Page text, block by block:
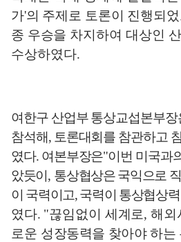
가'의 주제로 토론이 진행되었
종 우승을 차지하여 대상인
수상하였다.
여한구 산업부 통상교섭본부
참석해, 토론대회를 참관하고
였다. 여본부장은"이번 미국과
았듯이 , 통상협상은 국익으로
이 국력이고,국력이 통상협상
였다. "끊임없이 세계로,해외
로운 성장동력을 찾아야 하는